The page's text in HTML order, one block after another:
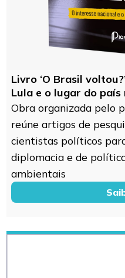
Livro ‘O Brasil
Lula e o lugar do país
Obra organizada pelo
reúne artigos de
cientistas políticos
diplomacia e de
ambientais